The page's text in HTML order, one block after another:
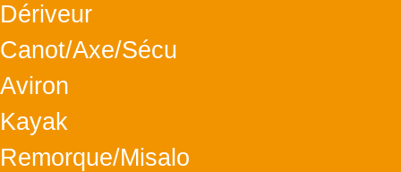
Dériveur
Canot/Axe/Sécu
Aviron
Kayak
Remorque/Misalo